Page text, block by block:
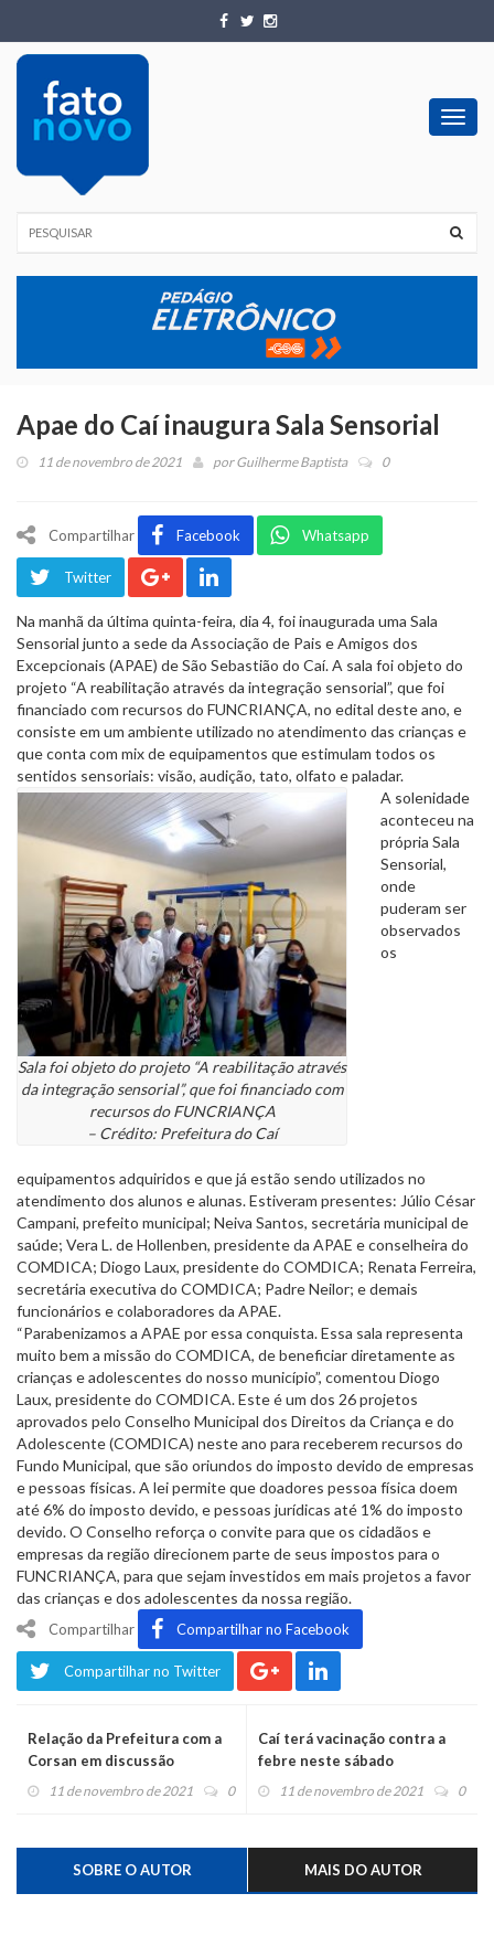
Apae do Caí inaugura Sala Sensorial
11 de novembro de 2021 porGuilherme Baptista 0
Compartilhar Facebook Whatsapp
Twitter
Na manhã da última quinta-feira, dia 4, foi inaugurada uma Sala
Sensorial junto a sede da Associação de Pais e Amigos dos
Excepcionais (APAE) de São Sebastião do Caí. A sala foi objeto do
projeto “A reabilitação através da integração sensorial”, que foi
financiado com recursos do FUNCRIANÇA, no edital deste ano, e
consiste em um ambiente utilizado no atendimento das crianças e
que conta com mix de equipamentos que estimulam todos os
sentidos sensoriais: visão, audição, tato, olfato e paladar.
Sala foi objeto do projeto “A reabilitação através
da integração sensorial”, que foi financiado com
recursos do FUNCRIANÇA
– Crédito: Prefeitura do Caí
A solenidade
aconteceu na
própria Sala
Sensorial,
onde
puderam ser
observados
os
equipamentos adquiridos e que já estão sendo utilizados no
atendimento dos alunos e alunas. Estiveram presentes: Júlio César
Campani, prefeito municipal; Neiva Santos, secretária municipal de
saúde; Vera L. de Hollenben, presidente da APAE e conselheira do
COMDICA; Diogo Laux, presidente do COMDICA; Renata Ferreira,
secretária executiva do COMDICA; Padre Neilor; e demais
funcionários e colaboradores da APAE.
“Parabenizamos a APAE por essa conquista. Essa sala representa
muito bem a missão do COMDICA, de beneficiar diretamente as
crianças e adolescentes do nosso município”, comentou Diogo
Laux, presidente do COMDICA. Este é um dos 26 projetos
aprovados pelo Conselho Municipal dos Direitos da Criança e do
Adolescente (COMDICA) neste ano para receberem recursos do
Fundo Municipal, que são oriundos do imposto devido de empresas
e pessoas físicas. A lei permite que doadores pessoa física doem
até 6% do imposto devido, e pessoas jurídicas até 1% do imposto
devido. O Conselho reforça o convite para que os cidadãos e
empresas da região direcionem parte de seus impostos para o
FUNCRIANÇA, para que sejam investidos em mais projetos a favor
das crianças e dos adolescentes da nossa região.
Compartilhar Compartilhar no Facebook
Compartilhar no Twitter
Relação da Prefeitura com a
Corsan em discussão
11 de novembro de 2021 0
Caí terá vacinação contra a
febre neste sábado
11 de novembro de 2021 0
SOBRE O AUTOR MAIS DO AUTOR